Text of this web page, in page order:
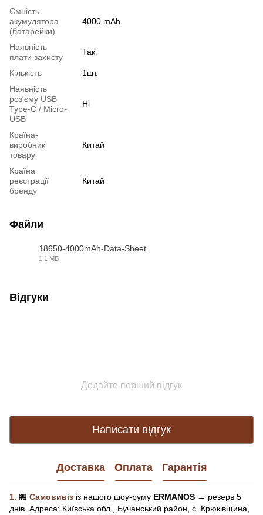
Ємність
акумулятора
(батарейки)
4000 mAh
Наявність
плати захисту
Так
Кількість
1шт.
Наявність
роз'єму USB
Type-C / Micro-
USB
Ні
Країна-
виробник
товару
Китай
Країна
реєстрації
бренду
Китай
Файли
18650-4000mAh-Data-Sheet
1.1 МБ
Відгуки
Додайте перший відгук
Написати відгук
Доставка Оплата Гарантія
1. 🏪 Самовивіз із нашого шоу-руму ERMANOS → резерв 5
днів. Адреса: Київська обл., Бучанський район, с. Крюківщина,